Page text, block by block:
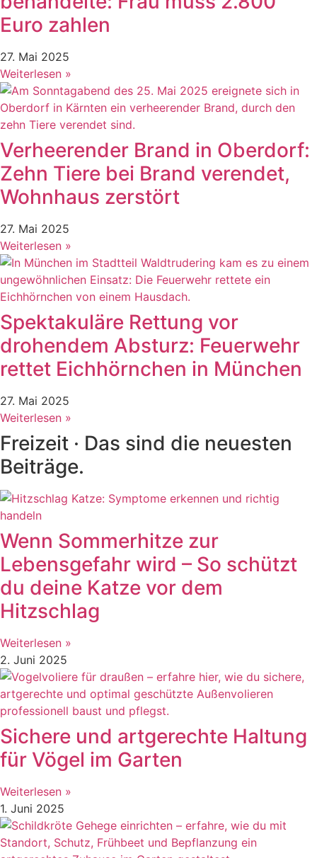
Euro zahlen
27. Mai 2025
Weiterlesen »
Verheerender Brand in Oberdorf:
Zehn Tiere bei Brand verendet,
Wohnhaus zerstört
27. Mai 2025
Weiterlesen »
Spektakuläre Rettung vor
drohendem Absturz: Feuerwehr
rettet Eichhörnchen in München
27. Mai 2025
Weiterlesen »
Freizeit · Das sind die neuesten
Beiträge.
Wenn Sommerhitze zur
Lebensgefahr wird – So schützt
du deine Katze vor dem
Hitzschlag
Weiterlesen »
2. Juni 2025
Sichere und artgerechte Haltung
für Vögel im Garten
Weiterlesen »
1. Juni 2025